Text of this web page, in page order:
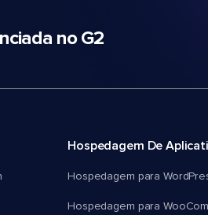
no G2
Hospedagem De
Hospedagem para
Hospedagem para